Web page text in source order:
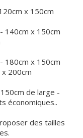
x 150cm
140cm x 150cm
180cm x 150cm
200cm
de large -
économiques..
des tailles